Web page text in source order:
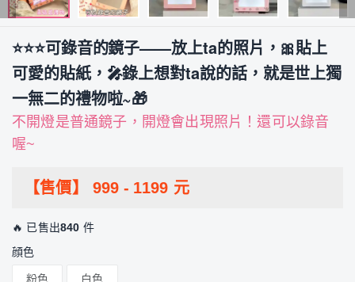
⭐⭐⭐可錄音的鏡子——放上ta的照片，🎀貼上
可愛的貼紙，🎤錄上想對ta說的話，就是世上獨
一無二的禮物啦~🎁
不開燈是普通鏡子，開燈會出現照片！還可以錄音
喔~
【售價】 999 - 1199 元
🔥 已售出840 件
顔色
粉色 白色